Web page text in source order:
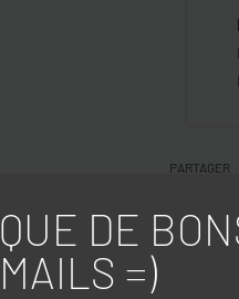
PARTAGER
QUE DE
MAILS =)